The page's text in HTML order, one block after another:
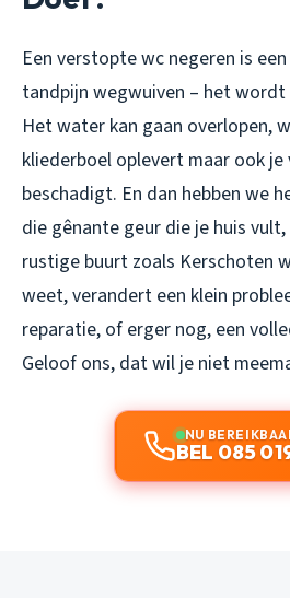
Een verstopte wc negeren is
tandpijn wegwuiven – het wordt
Het water kan gaan overlopen,
kliederboel oplevert maar ook je
beschadigt. En dan hebben we
die gênante geur die je huis
rustige buurt zoals Kerschoten
weet, verandert een klein
reparatie, of erger nog, een
Geloof ons, dat wil je niet
NU
BEL 085